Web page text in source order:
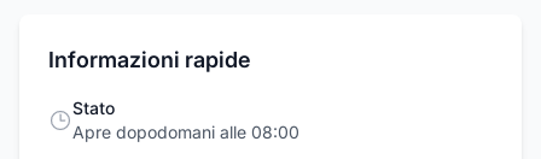
Informazioni rapide
Stato
Apre dopodomani alle 08:00